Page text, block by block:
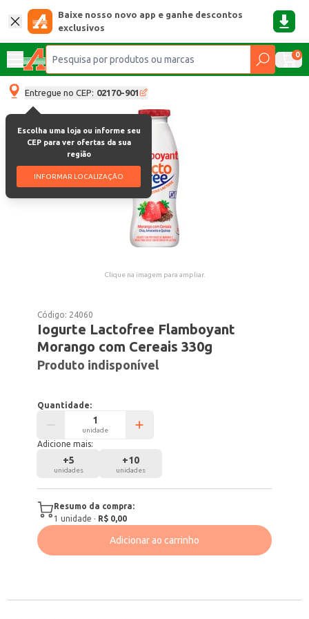
Baixe nosso novo app e ganhe descontos
exclusivos
0
Entregue no CEP: 02170-901
Escolha uma loja ou informe seu
CEP para ver ofertas da sua
região
INFORMAR LOCALIZAÇÃO
Clique na imagem para ampliar.
Código: 24060
Iogurte Lactofree Flamboyant
Morango com Cereais 330g
Produto indisponível
Quantidade:
unidade
Adicione mais:
+5
unidades
+10
unidades
Resumo da compra:
1 unidade · R$ 0,00
Adicionar ao carrinho